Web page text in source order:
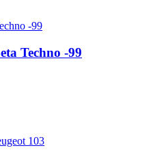
Techno -99